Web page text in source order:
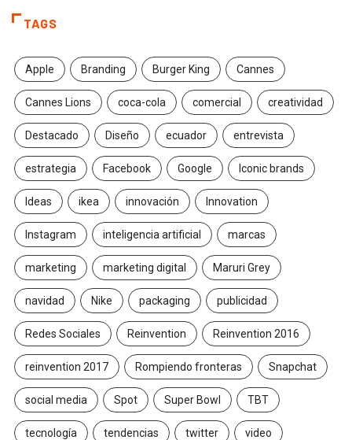
TAGS
Apple Branding Burger King Cannes
Cannes Lions coca-cola comercial creatividad
Destacado Diseño ecuador entrevista
estrategia Facebook Google Iconic brands
Ideas ikea innovación Innovation
Instagram inteligencia artificial marcas
marketing marketing digital Maruri Grey
navidad Nike packaging publicidad
Redes Sociales Reinvention Reinvention 2016
reinvention 2017 Rompiendo fronteras Snapchat
social media Spot Super Bowl TBT
tecnología tendencias twitter video